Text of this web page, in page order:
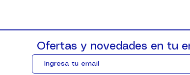
Ofertas y novedades en tu